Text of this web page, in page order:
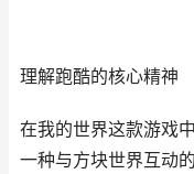
理解跑酷的核心精神
在我的世界这款游戏
一种与方块世界互动